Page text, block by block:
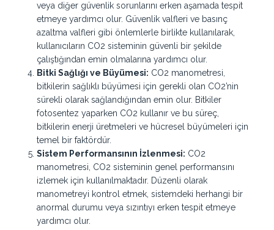
veya diğer güvenlik sorunlarını erken aşamada tespit
etmeye yardımcı olur. Güvenlik valfleri ve basınç
azaltma valfleri gibi önlemlerle birlikte kullanılarak,
kullanıcıların CO2 sisteminin güvenli bir şekilde
çalıştığından emin olmalarına yardımcı olur.
Bitki Sağlığı ve Büyümesi: CO2 manometresi,
bitkilerin sağlıklı büyümesi için gerekli olan CO2’nin
sürekli olarak sağlandığından emin olur. Bitkiler
fotosentez yaparken CO2 kullanır ve bu süreç,
bitkilerin enerji üretmeleri ve hücresel büyümeleri için
temel bir faktördür.
Sistem Performansının İzlenmesi: CO2
manometresi, CO2 sisteminin genel performansını
izlemek için kullanılmaktadır. Düzenli olarak
manometreyi kontrol etmek, sistemdeki herhangi bir
anormal durumu veya sızıntıyı erken tespit etmeye
yardımcı olur.